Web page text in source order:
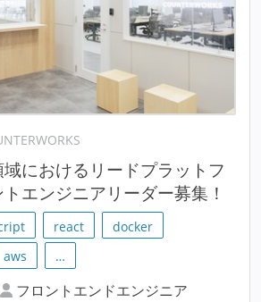
におけるリードプラットフ
エンジニアリーダー募集！
react
docker
aws …
フロントエンドエンジニア